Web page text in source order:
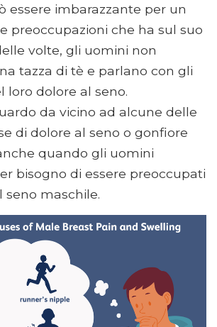
essere imbarazzante per un
preoccupazioni che ha sul suo
volte, gli uomini non
tazza di tè e parlano con gli
loro dolore al seno.
da vicino ad alcune delle
di dolore al seno o gonfiore
quando gli uomini
bisogno di essere preoccupati
seno maschile.